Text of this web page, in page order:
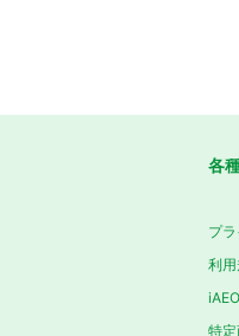
各
プ
利
特